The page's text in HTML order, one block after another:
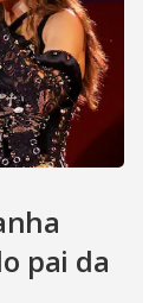
pai da